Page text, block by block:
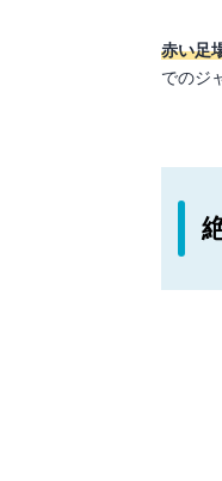
赤い足
でのジ